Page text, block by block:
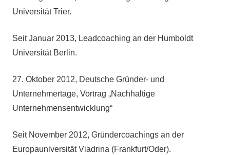
Universität Trier.
Seit Januar 2013, Leadcoaching an der Humboldt
Universität Berlin.
27. Oktober 2012, Deutsche Gründer- und
Unternehmertage, Vortrag „Nachhaltige
Unternehmensentwicklung“
Seit November 2012, Gründercoachings an der
Europauniversität Viadrina (Frankfurt/Oder).